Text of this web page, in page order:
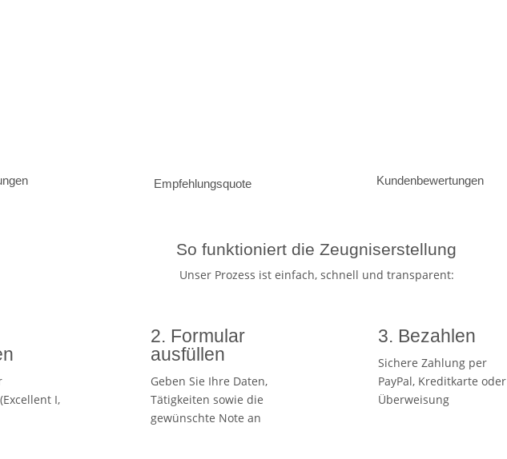
Empfehlungsquote Kundenbewertungen
So funktioniert die Zeugniserstellung
Unser Prozess ist einfach, schnell und transparent:
I,
2. Formular
ausfüllen
Geben Sie Ihre Daten,
Tätigkeiten sowie die
gewünschte Note an
3. Bezahlen
Sichere Zahlung per
PayPal, Kreditkarte oder
Überweisung